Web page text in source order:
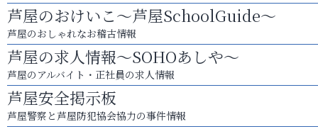
芦屋のおけいこ～芦屋SchoolGuide～
芦屋のおしゃれなお稽古情報
芦屋の求人情報～SOHOあしや～
芦屋のアルバイト・正社員の求人情報
芦屋安全掲示板
芦屋警察と芦屋防犯協会協力の事件情報